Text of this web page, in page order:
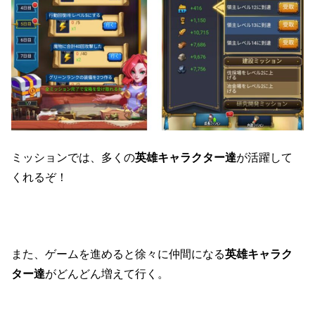
ミッションでは、多くの英雄キャラクター達が活躍して
くれるぞ！
また、ゲームを進めると徐々に仲間になる英雄キャラク
ター達がどんどん増えて行く。